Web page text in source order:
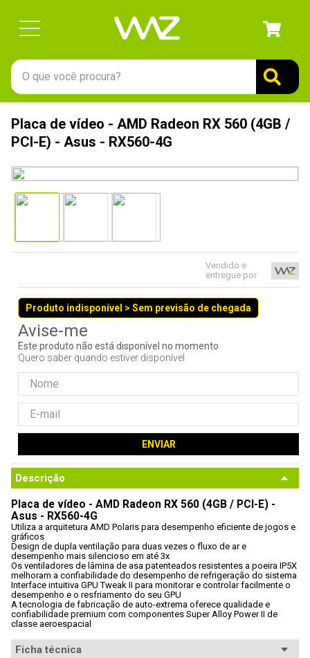
O que você procura?
Placa de vídeo - AMD Radeon RX 560 (4GB /
PCI-E) - Asus - RX560-4G
Vendido e
entregue por
Produto indisponível > Sem previsão de chegada
Este produto não está disponível no momento
Quero saber quando estiver disponível
ENVIAR
Descrição
Placa de vídeo - AMD Radeon RX 560 (4GB / PCI-E) -
Asus - RX560-4G
Utiliza a arquitetura AMD Polaris para desempenho eficiente de jogos e
gráficos
Design de dupla ventilação para duas vezes o fluxo de ar e
desempenho mais silencioso em até 3x
Os ventiladores de lâmina de asa patenteados resistentes a poeira IP5X
melhoram a confiabilidade do desempenho de refrigeração do sistema
Interface intuitiva GPU Tweak II para monitorar e controlar facilmente o
desempenho e o resfriamento do seu GPU
A tecnologia de fabricação de auto-extrema oferece qualidade e
confiabilidade premium com componentes Super Alloy Power II de
classe aeroespacial
Ficha técnica
1º
gabinete
3º
teclado
6º
mouse
8º
fractal
10º hd